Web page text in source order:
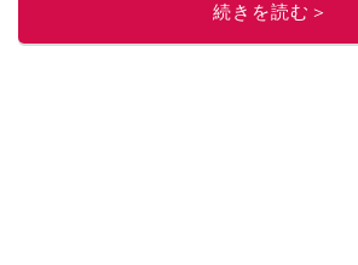
続きを読む＞